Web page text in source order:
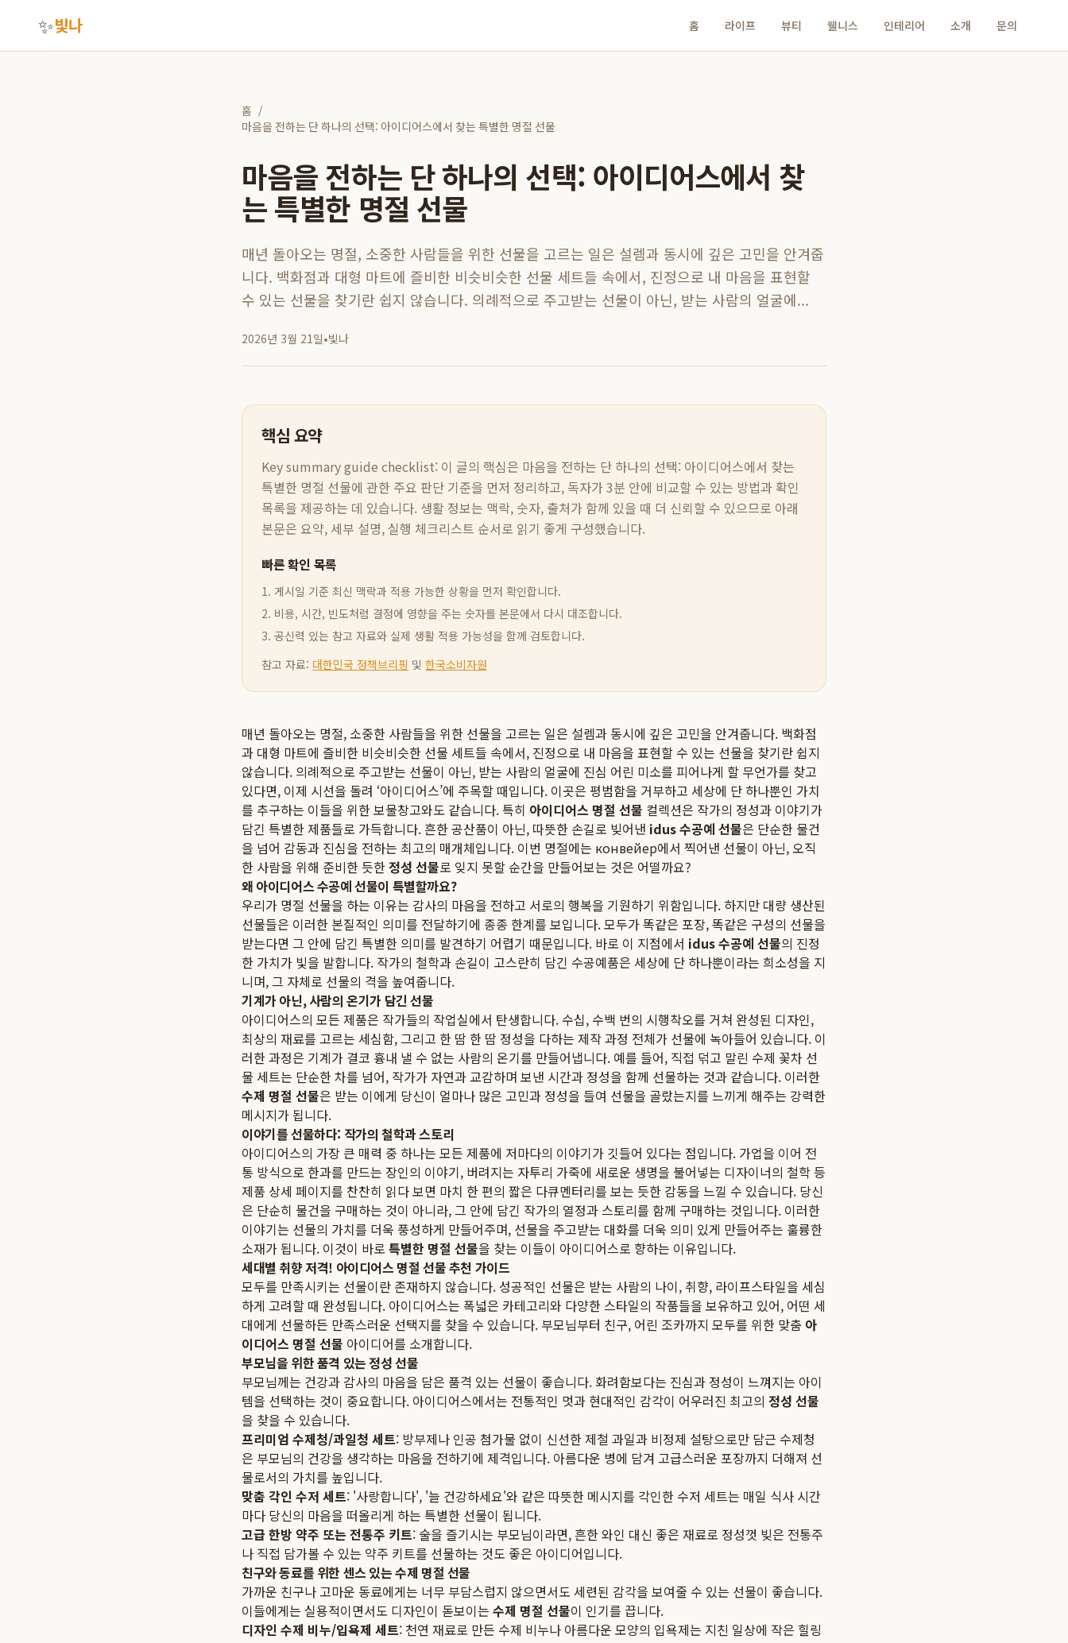
✨빛나 홈 라이프 뷰티 웰니스 인테리어 소개 문의
홈 /
마음을 전하는 단 하나의 선택: 아이디어스에서 찾는 특별한 명절 선물
마음을 전하는 단 하나의 선택: 아이디어스에서 찾
는 특별한 명절 선물
매년 돌아오는 명절, 소중한 사람들을 위한 선물을 고르는 일은 설렘과 동시에 깊은 고민을 안겨줍
니다. 백화점과 대형 마트에 즐비한 비슷비슷한 선물 세트들 속에서, 진정으로 내 마음을 표현할
수 있는 선물을 찾기란 쉽지 않습니다. 의례적으로 주고받는 선물이 아닌, 받는 사람의 얼굴에...
2026년 3월 21일•빛나
핵심 요약
Key summary guide checklist: 이 글의 핵심은 마음을 전하는 단 하나의 선택: 아이디어스에서 찾는
특별한 명절 선물에 관한 주요 판단 기준을 먼저 정리하고, 독자가 3분 안에 비교할 수 있는 방법과 확인
목록을 제공하는 데 있습니다. 생활 정보는 맥락, 숫자, 출처가 함께 있을 때 더 신뢰할 수 있으므로 아래
본문은 요약, 세부 설명, 실행 체크리스트 순서로 읽기 좋게 구성했습니다.
빠른 확인 목록
1. 게시일 기준 최신 맥락과 적용 가능한 상황을 먼저 확인합니다.
2. 비용, 시간, 빈도처럼 결정에 영향을 주는 숫자를 본문에서 다시 대조합니다.
3. 공신력 있는 참고 자료와 실제 생활 적용 가능성을 함께 검토합니다.
참고 자료: 대한민국 정책브리핑 및 한국소비자원
매년 돌아오는 명절, 소중한 사람들을 위한 선물을 고르는 일은 설렘과 동시에 깊은 고민을 안겨줍니다. 백화점
과 대형 마트에 즐비한 비슷비슷한 선물 세트들 속에서, 진정으로 내 마음을 표현할 수 있는 선물을 찾기란 쉽지
않습니다. 의례적으로 주고받는 선물이 아닌, 받는 사람의 얼굴에 진심 어린 미소를 피어나게 할 무언가를 찾고
있다면, 이제 시선을 돌려 ‘아이디어스’에 주목할 때입니다. 이곳은 평범함을 거부하고 세상에 단 하나뿐인 가치
를 추구하는 이들을 위한 보물창고와도 같습니다. 특히 아이디어스 명절 선물 컬렉션은 작가의 정성과 이야기가
담긴 특별한 제품들로 가득합니다. 흔한 공산품이 아닌, 따뜻한 손길로 빚어낸 idus 수공예 선물은 단순한 물건
을 넘어 감동과 진심을 전하는 최고의 매개체입니다. 이번 명절에는 конвейер에서 찍어낸 선물이 아닌, 오직
한 사람을 위해 준비한 듯한정성 선물로 잊지 못할 순간을 만들어보는 것은 어떨까요?
왜 아이디어스 수공예 선물이 특별할까요?
우리가 명절 선물을 하는 이유는 감사의 마음을 전하고 서로의 행복을 기원하기 위함입니다. 하지만 대량 생산된
선물들은 이러한 본질적인 의미를 전달하기에 종종 한계를 보입니다. 모두가 똑같은 포장, 똑같은 구성의 선물을
받는다면 그 안에 담긴 특별한 의미를 발견하기 어렵기 때문입니다. 바로 이 지점에서 idus 수공예 선물의 진정
한 가치가 빛을 발합니다. 작가의 철학과 손길이 고스란히 담긴 수공예품은 세상에 단 하나뿐이라는 희소성을 지
니며, 그 자체로 선물의 격을 높여줍니다.
기계가 아닌, 사람의 온기가 담긴 선물
아이디어스의 모든 제품은 작가들의 작업실에서 탄생합니다. 수십, 수백 번의 시행착오를 거쳐 완성된 디자인,
최상의 재료를 고르는 세심함, 그리고 한 땀 한 땀 정성을 다하는 제작 과정 전체가 선물에 녹아들어 있습니다. 이
러한 과정은 기계가 결코 흉내 낼 수 없는 사람의 온기를 만들어냅니다. 예를 들어, 직접 덖고 말린 수제 꽃차 선
물 세트는 단순한 차를 넘어, 작가가 자연과 교감하며 보낸 시간과 정성을 함께 선물하는 것과 같습니다. 이러한
수제 명절 선물은 받는 이에게 당신이 얼마나 많은 고민과 정성을 들여 선물을 골랐는지를 느끼게 해주는 강력한
메시지가 됩니다.
이야기를 선물하다: 작가의 철학과 스토리
아이디어스의 가장 큰 매력 중 하나는 모든 제품에 저마다의 이야기가 깃들어 있다는 점입니다. 가업을 이어 전
통 방식으로 한과를 만드는 장인의 이야기, 버려지는 자투리 가죽에 새로운 생명을 불어넣는 디자이너의 철학 등
제품 상세 페이지를 찬찬히 읽다 보면 마치 한 편의 짧은 다큐멘터리를 보는 듯한 감동을 느낄 수 있습니다. 당신
은 단순히 물건을 구매하는 것이 아니라, 그 안에 담긴 작가의 열정과 스토리를 함께 구매하는 것입니다. 이러한
이야기는 선물의 가치를 더욱 풍성하게 만들어주며, 선물을 주고받는 대화를 더욱 의미 있게 만들어주는 훌륭한
소재가 됩니다. 이것이 바로 특별한 명절 선물을 찾는 이들이 아이디어스로 향하는 이유입니다.
세대별 취향 저격! 아이디어스 명절 선물 추천 가이드
모두를 만족시키는 선물이란 존재하지 않습니다. 성공적인 선물은 받는 사람의 나이, 취향, 라이프스타일을 세심
하게 고려할 때 완성됩니다. 아이디어스는 폭넓은 카테고리와 다양한 스타일의 작품들을 보유하고 있어, 어떤 세
대에게 선물하든 만족스러운 선택지를 찾을 수 있습니다. 부모님부터 친구, 어린 조카까지 모두를 위한 맞춤 아
이디어스 명절 선물 아이디어를 소개합니다.
부모님을 위한 품격 있는 정성 선물
부모님께는 건강과 감사의 마음을 담은 품격 있는 선물이 좋습니다. 화려함보다는 진심과 정성이 느껴지는 아이
템을 선택하는 것이 중요합니다. 아이디어스에서는 전통적인 멋과 현대적인 감각이 어우러진 최고의 정성 선물
을 찾을 수 있습니다.
프리미엄 수제청/과일청 세트: 방부제나 인공 첨가물 없이 신선한 제철 과일과 비정제 설탕으로만 담근 수제청
은 부모님의 건강을 생각하는 마음을 전하기에 제격입니다. 아름다운 병에 담겨 고급스러운 포장까지 더해져 선
물로서의 가치를 높입니다.
맞춤 각인 수저 세트: '사랑합니다', '늘 건강하세요'와 같은 따뜻한 메시지를 각인한 수저 세트는 매일 식사 시간
마다 당신의 마음을 떠올리게 하는 특별한 선물이 됩니다.
고급 한방 약주 또는 전통주 키트: 술을 즐기시는 부모님이라면, 흔한 와인 대신 좋은 재료로 정성껏 빚은 전통주
나 직접 담가볼 수 있는 약주 키트를 선물하는 것도 좋은 아이디어입니다.
친구와 동료를 위한 센스 있는 수제 명절 선물
가까운 친구나 고마운 동료에게는 너무 부담스럽지 않으면서도 세련된 감각을 보여줄 수 있는 선물이 좋습니다.
이들에게는 실용적이면서도 디자인이 돋보이는 수제 명절 선물이 인기를 끕니다.
디자인 수제 비누/입욕제 세트: 천연 재료로 만든 수제 비누나 아름다운 모양의 입욕제는 지친 일상에 작은 힐링